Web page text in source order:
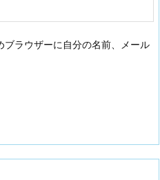
ブラウザーに自分の名前、メール